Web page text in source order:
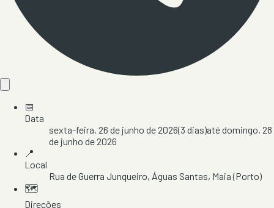
📅
Data
sexta-feira, 26 de junho de 2026(3 dias)atédomingo, 28
de junho de 2026
📍
Local
Rua de Guerra Junqueiro, Águas Santas, Maia(Porto)
🗺️
Direções